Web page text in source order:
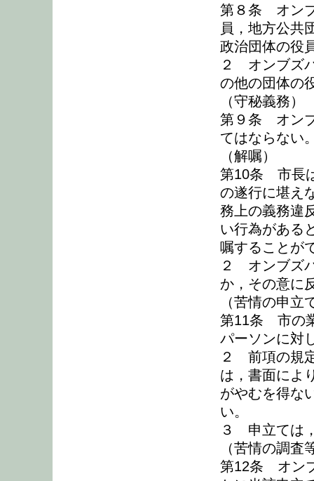
第８条 オン
員，地方公共
政治団体の役
２ オンブズ
の他の団体の
（守秘義務）
第９条 オン
てはならない
（解嘱）
第10条 市長
の遂行に堪え
務上の義務違
い行為がある
嘱することが
２ オンブズ
か，その意に
（苦情の申立
第11条 市の
パーソンに対
２ 前項の規
は，書面によ
がやむを得な
い。
３ 申立ては
（苦情の調査
第12条 オン